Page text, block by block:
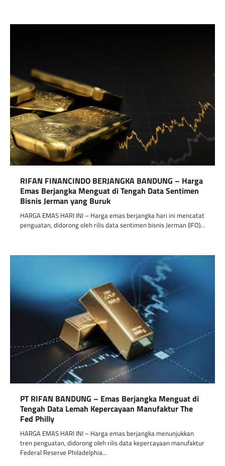
RIFAN FINANCINDO BERJANGKA BANDUNG – Harga
Emas Berjangka Menguat di Tengah Data Sentimen
Bisnis Jerman yang Buruk
HARGA EMAS HARI INI – Harga emas berjangka hari ini mencatat
penguatan, didorong oleh rilis data sentimen bisnis Jerman (IFO)…
PT RIFAN BANDUNG – Emas Berjangka Menguat di
Tengah Data Lemah Kepercayaan Manufaktur The
Fed Philly
HARGA EMAS HARI INI – Harga emas berjangka menunjukkan
tren penguatan, didorong oleh rilis data kepercayaan manufaktur
Federal Reserve Philadelphia…